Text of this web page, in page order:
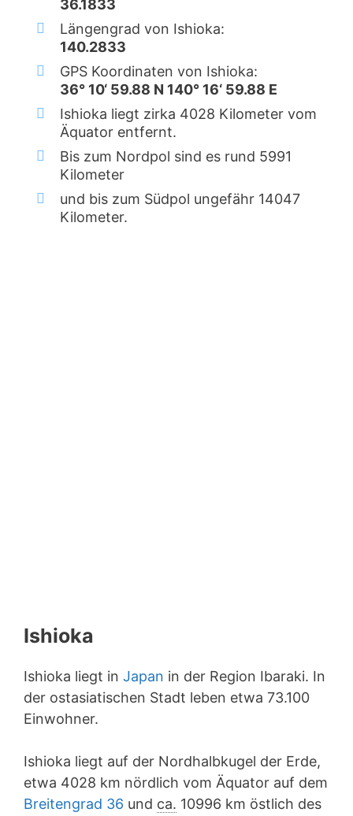
36.1833
Längengrad von Ishioka:
140.2833
GPS Koordinaten von Ishioka:
36° 10‘ 59.88 N 140° 16‘ 59.88 E
Ishioka liegt zirka 4028 Kilometer vom
Äquator entfernt.
Bis zum Nordpol sind es rund 5991
Kilometer
und bis zum Südpol ungefähr 14047
Kilometer.
Ishioka
Ishioka liegt in Japan in der Region Ibaraki. In
der ostasiatischen Stadt leben etwa 73.100
Einwohner.
Ishioka liegt auf der Nordhalbkugel der Erde,
etwa 4028 km nördlich vom Äquator auf dem
Breitengrad 36 und ca. 10996 km östlich des